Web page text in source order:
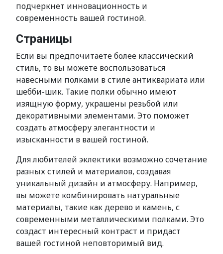
подчеркнет инновационность и
современность вашей гостиной.
Страницы
Если вы предпочитаете более классический
стиль, то вы можете воспользоваться
навесными полками в стиле антиквариата или
шебби-шик. Такие полки обычно имеют
изящную форму, украшены резьбой или
декоративными элементами. Это поможет
создать атмосферу элегантности и
изысканности в вашей гостиной.
Для любителей эклектики возможно сочетание
разных стилей и материалов, создавая
уникальный дизайн и атмосферу. Например,
вы можете комбинировать натуральные
материалы, такие как дерево и камень, с
современными металлическими полками. Это
создаст интересный контраст и придаст
вашей гостиной неповторимый вид.